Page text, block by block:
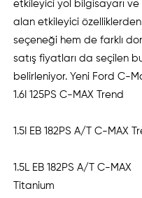
etkileyici yol bilgisayarı
alan etkileyici
seçeneği hem de farklı
satış fiyatları da seçilen
belirleniyor. Yeni Ford C-
1.6I 125PS C-MAX Trend
1.5I EB 182PS A/T C-MAX
1.5L EB 182PS A/T C-MAX